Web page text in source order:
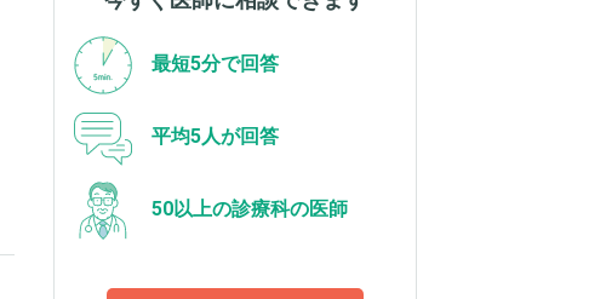
最短5分で回答
平均5人が回答
50以上の診療科の医師